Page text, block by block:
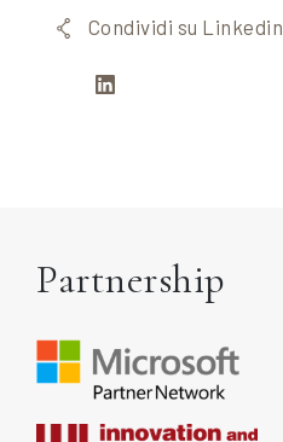
Condividi su Linkedin
Partnership